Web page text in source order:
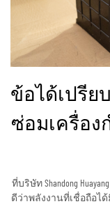
ข้อได้เปรีย
ซ่อมเครื่อง
ที่บริษัท Shandong Huayang
ดีว่าพลังงานที่เชื่อถือไ